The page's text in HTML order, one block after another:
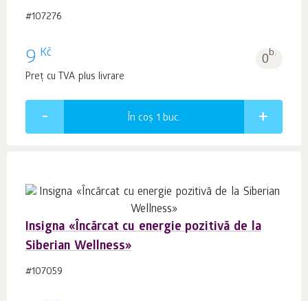
#107276
9 Kč 0b.
Preț cu TVA plus livrare
În coș 1 buc.
Insigna «Încărcat cu energie pozitivă de la
Siberian Wellness»
#107059